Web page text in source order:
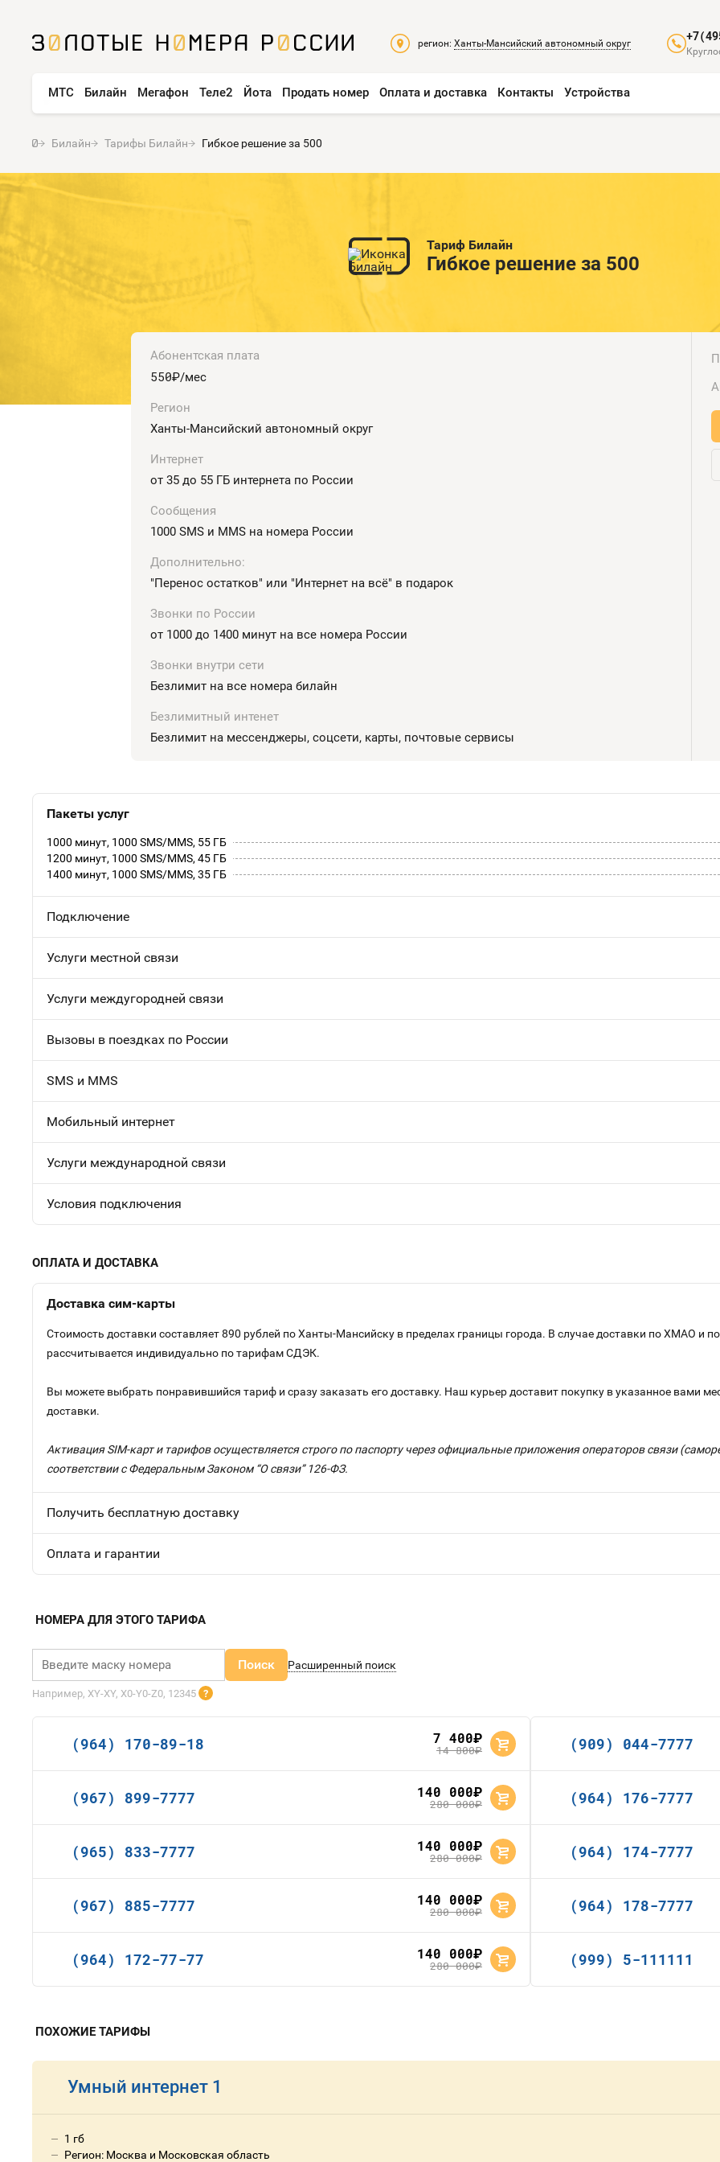
регион: Ханты-Мансийский автономный округ
МТС Билайн Мегафон Теле2 Йота Продать номер Оплата и доставка Контакты Устройства
Билайн Тарифы Билайн Гибкое решение за 500
Тариф Билайн
Гибкое решение за 500
Абонентская плата
550руб./мес
Регион
Ханты-Мансийский автономный округ
Интернет
от 35 до 55 ГБ интернета по России
Сообщения
1000 SMS и MMS на номера России
Дополнительно:
"Перенос остатков" или "Интернет на всё" в подарок
Звонки по России
от 1000 до 1400 минут на все номера России
Звонки внутри сети
Безлимит на все номера билайн
Безлимитный интенет
Безлимит на мессенджеры, соцсети, карты, почтовые сервисы
Пакеты услуг
1000 минут, 1000 SMS/MMS, 55 ГБ
1200 минут, 1000 SMS/MMS, 45 ГБ
1400 минут, 1000 SMS/MMS, 35 ГБ
Подключение
Услуги местной связи
Услуги междугородней связи
Вызовы в поездках по России
SMS и MMS
Мобильный интернет
Услуги международной связи
Условия подключения
ОПЛАТА И ДОСТАВКА
Доставка сим-карты
Стоимость доставки составляет 890 рублей по Ханты-Мансийску в пределах границы города. В случае доставки по ХМАО и
рассчитывается индивидуально по тарифам СДЭК.
Вы можете выбрать понравившийся тариф и сразу заказать его доставку. Наш курьер доставит покупку в указанное вами
доставки.
Активация SIM-карт и тарифов осуществляется строго по паспорту через официальные приложения операторов связи
соответствии с Федеральным Законом “О связи” 126-ФЗ.
Получить бесплатную доставку
Оплата и гарантии
НОМЕРА ДЛЯ ЭТОГО ТАРИФА
Например, XY-XY, X0-Y0-Z0, 12345 ?
Поиск Расширенный поиск
(964) 170-89-18 7 400руб.
14 800руб. (909) 044-7777
(967) 899-7777 140 000руб.
280 000руб. (964) 176-7777
(965) 833-7777 140 000руб.
280 000руб. (964) 174-7777
(967) 885-7777 140 000руб.
280 000руб. (964) 178-7777
(964) 172-77-77 140 000руб.
280 000руб. (999) 5-111111
ПОХОЖИЕ ТАРИФЫ
Умный интернет 1
1 гб
Регион: Москва и Московская область